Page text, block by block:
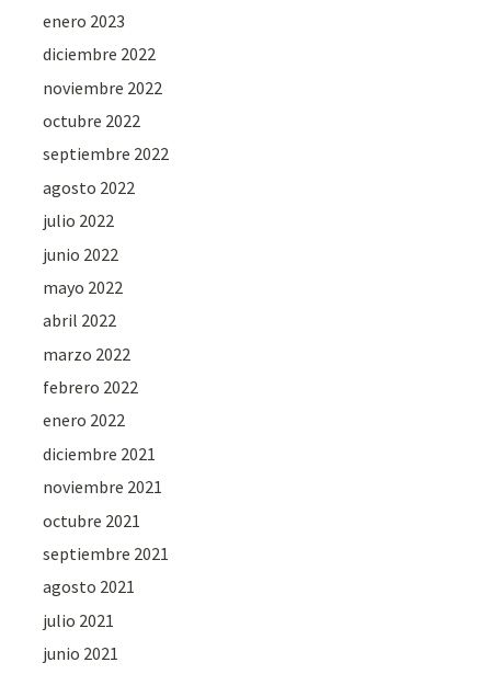
enero 2023
diciembre 2022
noviembre 2022
octubre 2022
septiembre 2022
agosto 2022
julio 2022
junio 2022
mayo 2022
abril 2022
marzo 2022
febrero 2022
enero 2022
diciembre 2021
noviembre 2021
octubre 2021
septiembre 2021
agosto 2021
julio 2021
junio 2021